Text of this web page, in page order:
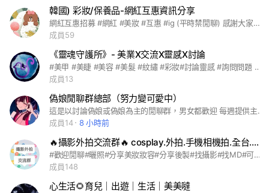
韓國) 彩妝/保養品-網紅互惠資訊分享
網紅互惠招募 #網紅 #美妝 #互惠 #ig (平時禁閒聊) 感謝大家對互惠發文活動感興趣, 這個群組裡會定期發布韓國產品互惠合作的申請連結, 每次發布的產品品牌不同, 可以在每次的申請單上面確認。
成員59
《靈魂守護所》- 美業X交流X靈感X討論
#美甲 #美睫 #美容 #美髮 #紋繡 #彩妝#討論靈感 #詢問問題 #交流 #關於美的閒聊 #心情 #到府服務
成員13
偽娘閒聊群總部（努力變可愛中）
這是以討論偽娘或偽娘為主的閒聊群，男女都歡迎 每週提供主題聊天 #女裝 #美妝 #偽音 #偽聲 #MTF #化妝 #偽娘 #男娘 #南梁 #藥娘 #cosplay #LGBT #跨性別 #變性 #Kigurumi #VTuber #動漫 #駒澤乃依
成員14
8 小時前
🔥攝影外拍交流群🔥 cosplay.外拍.手機相機拍.全台.揪團.時裝.古裝漢服.曬照.曬妝
#歡迎閒聊#曬照#分享美妝妝容#分享後製#找攝影#找MD#可買賣相關物品#cosplay#外拍#棚拍#旅拍#街拍#手機拍#相機拍#全台#揪團#找團#直播#時裝#古裝漢服#曬照#曬妝#處CP#交流
成員148
心生活🌻育兒｜出遊｜生活｜美美噠